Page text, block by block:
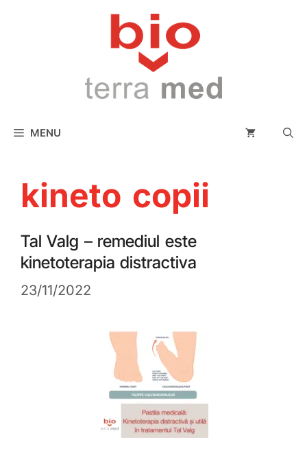
MENU
kineto copii
Tal Valg – remediul este
kinetoterapia distractiva
23/11/2022